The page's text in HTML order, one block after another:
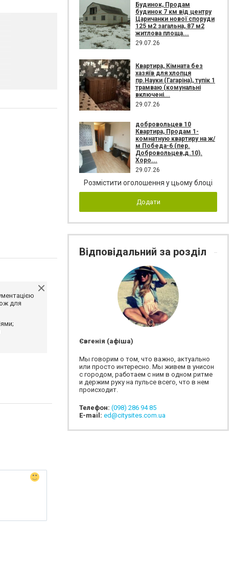
для
Будинок, Продам
будинок 7 км від центру
Царичанки нової споруди
125 м2 загальна, 87 м2
житлова площа...
29.07.26
Квартира, Кімната без
хазяїв для хлопця
пр.Науки (Гагаріна), тупік 1
трамваю (комунальні
включені...
29.07.26
добровольцев 10
Квартира, Продам 1-
комнатную квартиру на ж/
м Победа-6 (пер.
Добровольцев,д.10).
Хоро...
29.07.26
Розмістити оголошення у цьому блоці
Додати
Відповідальний за розділ
Євгенія (афіша)
Мы говорим о том, что важно, актуально
или просто интересно. Мы живем в унисон
с городом, работаем с ним в одном ритме
и держим руку на пульсе всего, что в нем
происходит.
Телефон: (098) 286 94 85
E-mail: ed@citysites.com.ua